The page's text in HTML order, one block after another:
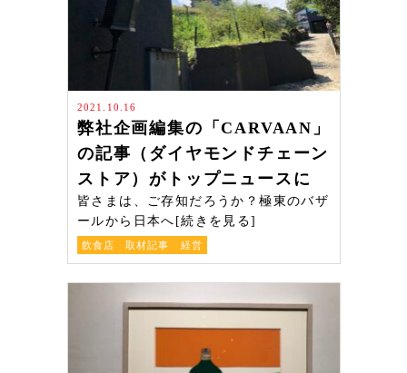
2021.10.16
弊社企画編集の「CARVAAN」
の記事（ダイヤモンドチェーン
ストア）がトップニュースに
皆さまは、ご存知だろうか？極東のバザ
ールから日本へ[続きを見る]
飲食店 取材記事 経営